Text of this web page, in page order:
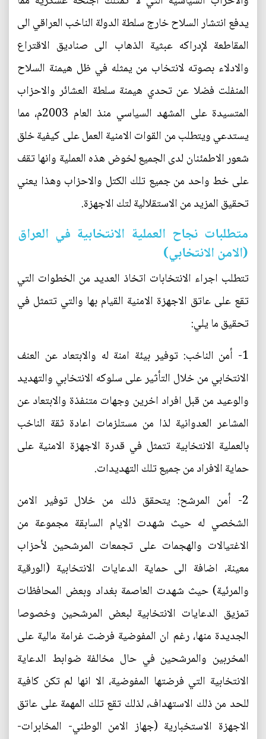
يدفع انتشار السلاح خارج سلطة الدولة الناخب العراقي الى
المقاطعة لإدراكه عبثية الذهاب الى صناديق الاقتراع
والادلاء بصوته لانتخاب من يمثله في ظل هيمنة السلاح
المنفلت فضلا عن تحدي هيمنة سلطة العشائر والاحزاب
المتسيدة على المشهد السياسي منذ العام 2003م، مما
يستدعي ويتطلب من القوات الامنية العمل على كيفية خلق
شعور الاطمئنان لدى الجميع لخوض هذه العملية وانها تقف
على خط واحد من جميع تلك الكتل والاحزاب وهذا يعني
تحقيق المزيد من الاستقلالية لتك الاجهزة.
متطلبات نجاح العملية الانتخابية في العراق
(الامن الانتخابي)
تتطلب اجراء الانتخابات اتخاذ العديد من الخطوات التي
تقع على عاتق الاجهزة الامنية القيام بها والتي تتمثل في
تحقيق ما يلي:
1- أمن الناخب: توفير بيئة امنة له والابتعاد عن العنف
الانتخابي من خلال التأثير على سلوكه الانتخابي والتهديد
والوعيد من قبل افراد اخرين وجهات متنفذة والابتعاد عن
المشاعر العدوانية لذا من مستلزمات اعادة ثقة الناخب
بالعملية الانتخابية تتمثل في قدرة الاجهزة الامنية على
حماية الافراد من جميع تلك التهديدات.
2- أمن المرشح: يتحقق ذلك من خلال توفير الامن
الشخصي له حيث شهدت الايام السابقة مجموعة من
الاغتيالات والهجمات على تجمعات المرشحين لأحزاب
معينة، اضافة الى حماية الدعايات الانتخابية (الورقية
والمرئية) حيث شهدت العاصمة بغداد وبعض المحافظات
تمزيق الدعايات الانتخابية لبعض المرشحين وخصوصا
الجديدة منها، رغم ان المفوضية فرضت غرامة مالية على
المخربين والمرشحين في حال مخالفة ضوابط الدعاية
الانتخابية التي فرضتها المفوضية، الا انها لم تكن كافية
للحد من ذلك الاستهداف، لذلك تقع تلك المهمة على عاتق
الاجهزة الاستخبارية (جهاز الامن الوطني- المخابرات-